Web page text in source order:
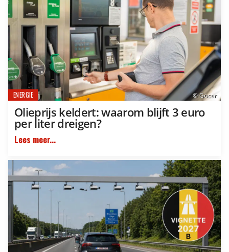
© Gocar
ENERGIE
Olieprijs keldert: waarom blijft 3 euro
per liter dreigen?
Lees meer...